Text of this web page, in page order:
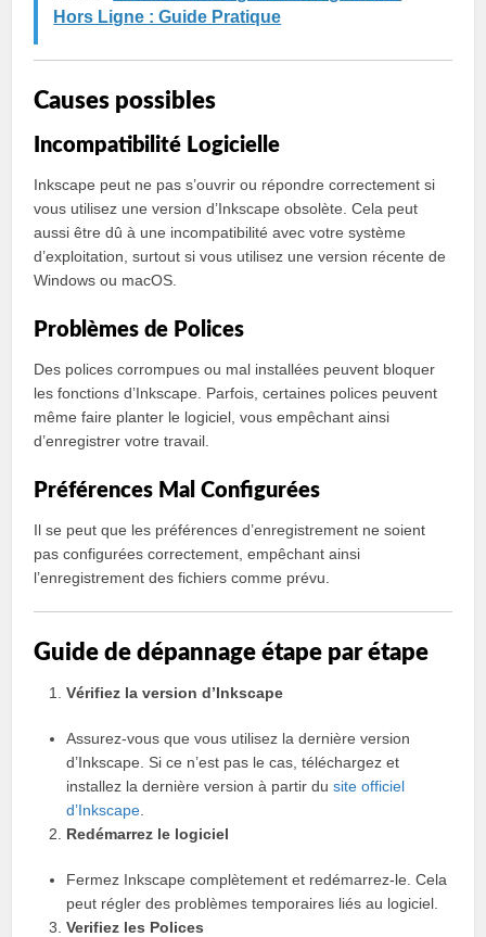
Hors Ligne : Guide Pratique
Causes possibles
Incompatibilité Logicielle
Inkscape peut ne pas s’ouvrir ou répondre correctement si
vous utilisez une version d’Inkscape obsolète. Cela peut
aussi être dû à une incompatibilité avec votre système
d’exploitation, surtout si vous utilisez une version récente de
Windows ou macOS.
Problèmes de Polices
Des polices corrompues ou mal installées peuvent bloquer
les fonctions d’Inkscape. Parfois, certaines polices peuvent
même faire planter le logiciel, vous empêchant ainsi
d’enregistrer votre travail.
Préférences Mal Configurées
Il se peut que les préférences d’enregistrement ne soient
pas configurées correctement, empêchant ainsi
l’enregistrement des fichiers comme prévu.
Guide de dépannage étape par étape
Vérifiez la version d’Inkscape
Assurez-vous que vous utilisez la dernière version
d’Inkscape. Si ce n’est pas le cas, téléchargez et
installez la dernière version à partir dusite officiel
d’Inkscape
Redémarrez le logiciel
Fermez Inkscape complètement et redémarrez-le. Cela
peut régler des problèmes temporaires liés au logiciel.
Verifiez les Polices